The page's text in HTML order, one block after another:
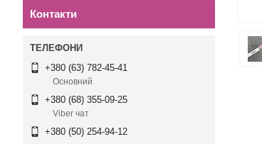
Контакти
+380 (63) 782-45-41
Основний
+380 (68) 355-09-25
Viber чат
+380 (50) 254-94-12